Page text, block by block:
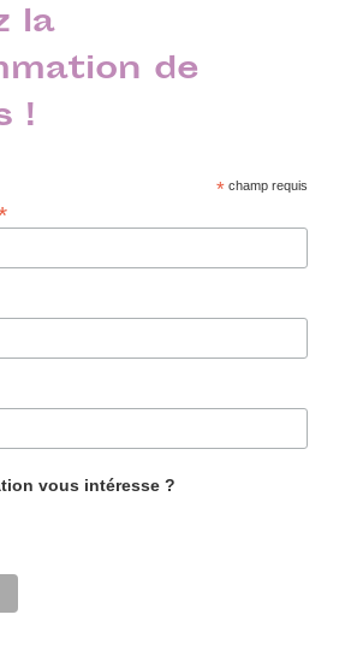
la
de
!
* champ requis
vous intéresse ?